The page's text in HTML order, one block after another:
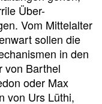
Über-
Vom Mittelalter
sollen die
in den
von Barthel
oder Max
von Urs Lüthi,